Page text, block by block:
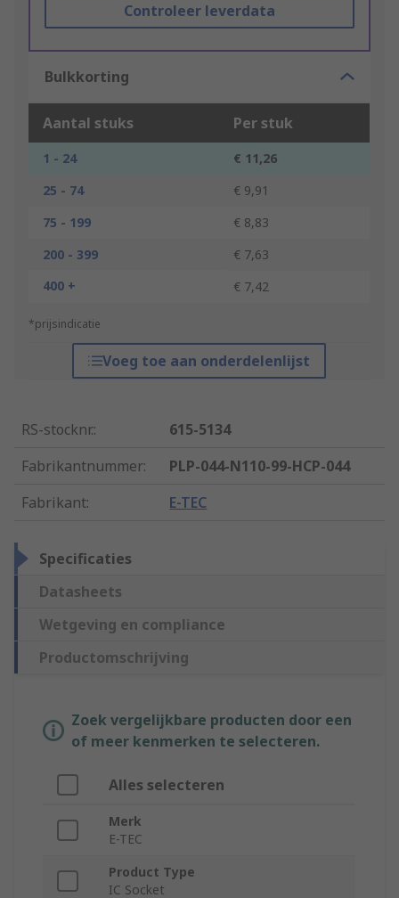
Controleer leverdata
Bulkkorting
Aantal stuks Per stuk
1 - 24
€ 11,26
25 - 74
€ 9,91
75 - 199
€ 8,83
200 - 399
€ 7,63
400 +
€ 7,42
*prijsindicatie
Voeg toe aan onderdelenlijst
RS-stocknr.:
615-5134
Fabrikantnummer:
PLP-044-N110-99-HCP-044
Fabrikant: E-TEC
Specificaties
Datasheets
Wetgeving en compliance
Productomschrijving
Zoek vergelijkbare producten door een
of meer kenmerken te selecteren.
Alles selecteren
Merk
E-TEC
Product Type
IC Socket